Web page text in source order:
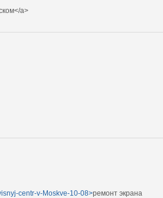
a>
centr-v-Moskve-10-08>ремонт экрана